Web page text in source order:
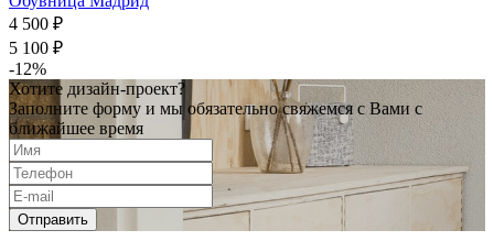
4 500 ₽
5 100 ₽
-12%
Хотите дизайн-проект?
Заполните форму и мы обязательно свяжемся с Вами с
ближайшее время
Отправить